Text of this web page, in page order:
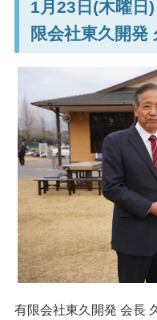
1月23日(木曜日
限会社東久開発
有限会社東久開発 会長